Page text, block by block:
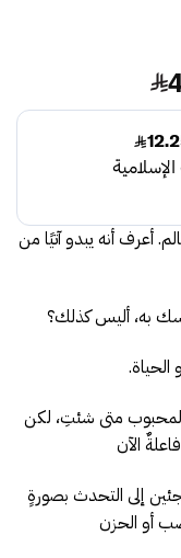
السعر
الحالي
هو:
49.00.
أعرف أنه يبدو آتيًا من
به، أليس كذلك؟
الحياة.
متى شئتِ، لكن
الآن
إلى التحدث بصورةٍ
أو الحزن